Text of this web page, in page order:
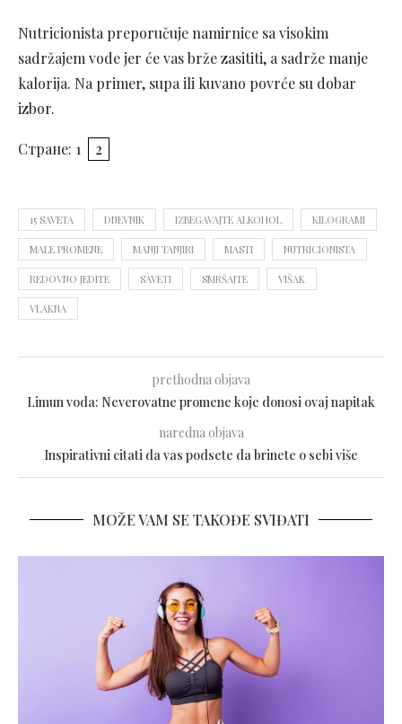
Nutricionista preporučuje namirnice sa visokim
sadržajem vode jer će vas brže zasititi, a sadrže manje
kalorija. Na primer, supa ili kuvano povrće su dobar
izbor.
Стране: 1 2
15 SAVETA DNEVNIK IZBEGAVAJTE ALKOHOL KILOGRAMI
MALE PROMENE MANJI TANJIRI MASTI NUTRICIONISTA
REDOVNO JEDITE SAVETI SMRŠAJTE VIŠAK
VLAKNA
prethodna objava
Limun voda: Neverovatne promene koje donosi ovaj napitak
naredna objava
Inspirativni citati da vas podsete da brinete o sebi više
MOŽE VAM SE TAKOĐE SVIĐATI